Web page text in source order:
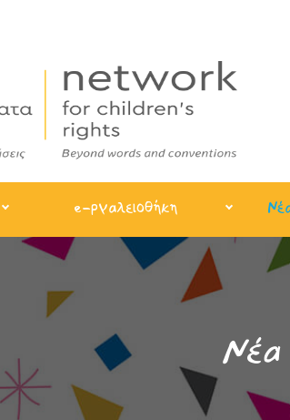
e-ργαλειοθήκη
Νέα